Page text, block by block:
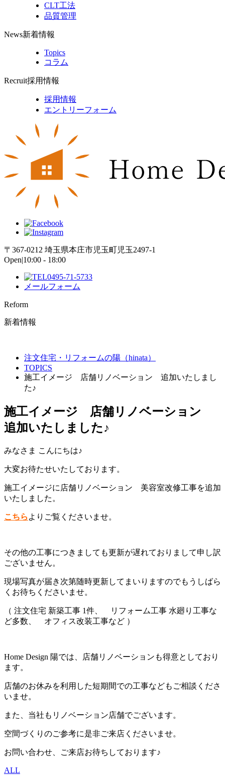
CLT工法
品質管理
News新着情報
Topics
コラム
Recruit採用情報
採用情報
エントリーフォーム
〒367-0212 埼玉県本庄市児玉町児玉2497-1
Open|10:00 - 18:00
0495-71-5733
メールフォーム
Reform
新着情報
注文住宅・リフォームの陽（hinata）
TOPICS
施工イメージ 店舗リノベーション 追加いたしまし
た♪
施工イメージ 店舗リノベーション
追加いたしました♪
みなさま こんにちは♪
大変お待たせいたしております。
施工イメージに店舗リノベーション 美容室改修工事を追加
いたしました。
こちら よりご覧くださいませ。
その他の工事につきましても更新が遅れておりまして申し訳
ございません。
現場写真が届き次第随時更新してまいりますのでもうしばら
くお待ちくださいませ。
（ 注文住宅 新築工事 1件、 リフォーム工事 水廻り工事な
ど多数、 オフィス改装工事など ）
Home Design 陽では、店舗リノベーションも得意としており
ます。
店舗のお休みを利用した短期間での工事などもご相談くださ
いませ。
また、当社もリノベーション店舗でございます。
空間づくりのご参考に是非ご来店くださいませ。
お問い合わせ、ご来店お待ちしております♪
ALL